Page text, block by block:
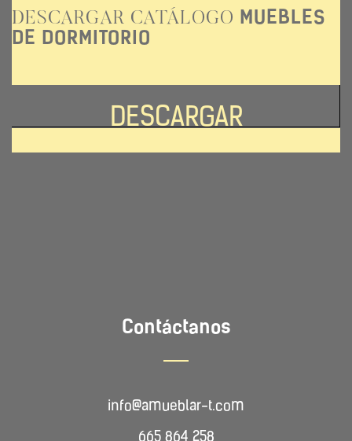
DESCARGAR CATÁLOGO MUEBLES
DE DORMITORIO
Contáctanos
info@amueblar-t.com
665 864 258